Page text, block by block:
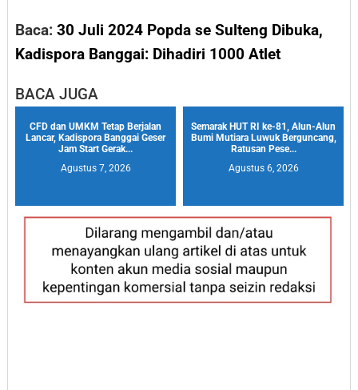
Baca: 30 Juli 2024 Popda se Sulteng Dibuka,
Kadispora Banggai: Dihadiri 1000 Atlet
BACA JUGA
CFD dan UMKM Tetap Berjalan
Lancar, Kadispora Banggai Geser
Jam Start Gerak...
Agustus 7, 2026
Semarak HUT RI ke-81, Alun-Alun
Bumi Mutiara Luwuk Berguncang,
Ratusan Pese...
Agustus 6, 2026